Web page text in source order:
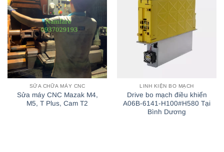
SỬA CHỮA MÁY CNC
Sửa máy CNC Mazak M4,
M5, T Plus, Cam T2
LINH KIỆN BO MẠCH
Drive bo mạch điều khiển
A06B-6141-H100#H580 Tại
Bình Dương